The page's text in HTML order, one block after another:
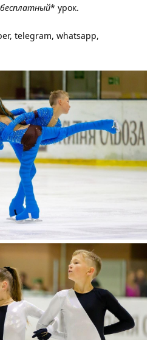
бесплатный* урок.
telegram, whatsapp,